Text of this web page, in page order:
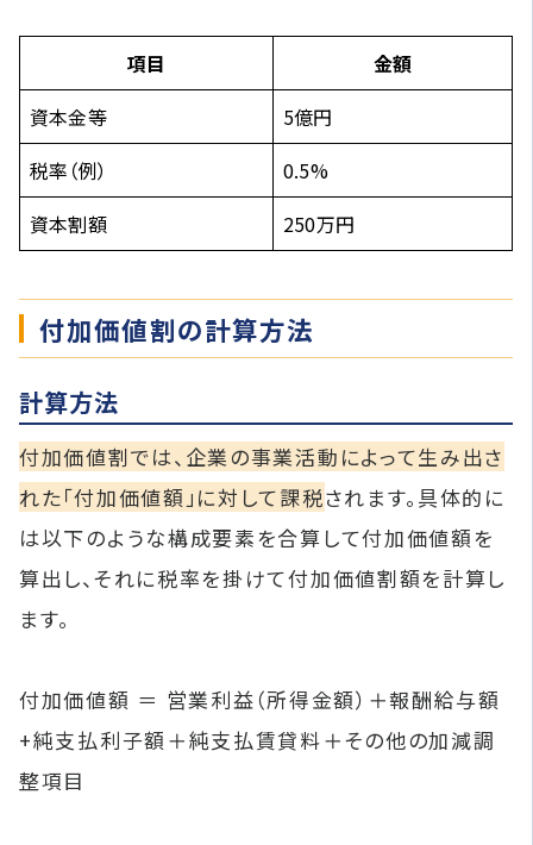
項目
金額
資本金等
5億円
税率（例）
0.5%
資本割額
250万円
付加価値割の計算方法
計算方法
付加価値割では、企業の事業活動によって生み出さ
れた「付加価値額」に対して課税されます。具体的に
は以下のような構成要素を合算して付加価値額を
算出し、それに税率を掛けて付加価値割額を計算し
ます。
付加価値額 ＝ 営業利益（所得金額）＋報酬給与額
+純支払利子額＋純支払賃貸料＋その他の加減調
整項目